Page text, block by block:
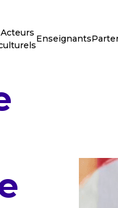
Acteurs
Enseignants